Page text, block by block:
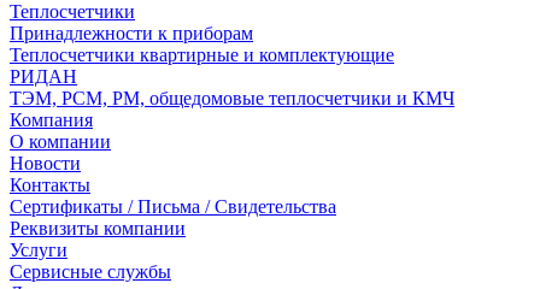
Теплосчетчики
Принадлежности к приборам
Теплосчетчики квартирные и комплектующие
РИДАН
ТЭМ, РСМ, РМ, общедомовые теплосчетчики и КМЧ
Компания
О компании
Новости
Контакты
Сертификаты / Письма / Свидетельства
Реквизиты компании
Услуги
Сервисные службы